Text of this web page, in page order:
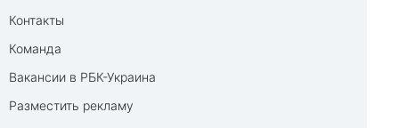
Контакты
Команда
Вакансии в РБК-Украина
Разместить рекламу